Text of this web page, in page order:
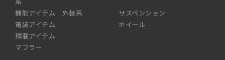
系
機能アイテム 外装系
電装アイテム
積載アイテム
マフラー
サスペンション
ホイール